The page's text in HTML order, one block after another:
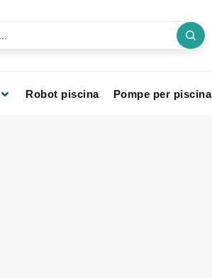
Robot piscina Pompe per piscina